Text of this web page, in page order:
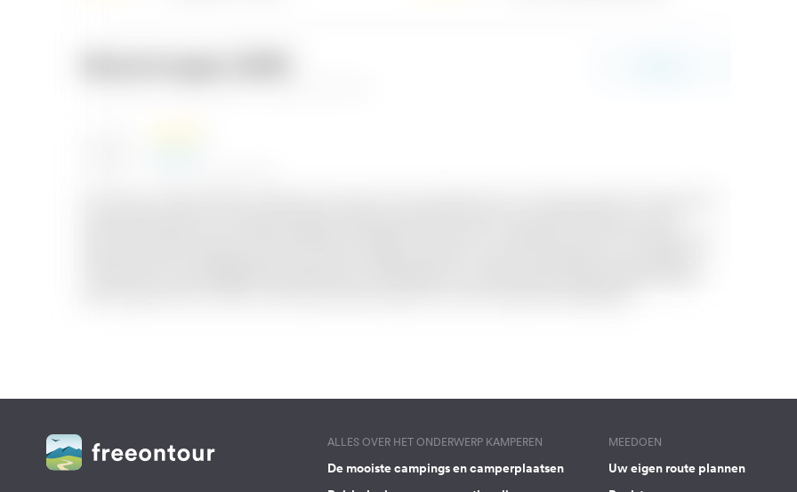
ALLES OVER HET ONDERWERP KAMPEREN
De mooiste campings en camperplaatsen
MEEDOEN
Uw eigen route plannen